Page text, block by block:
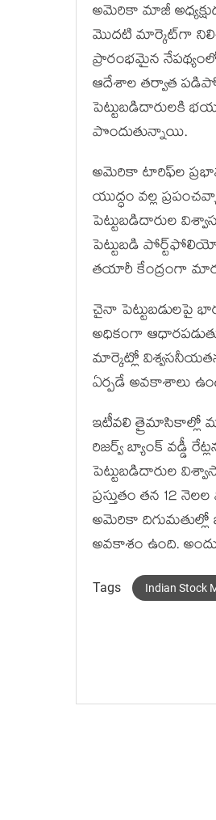
అమెరికా మాజీ
మొదటి మార్కెట్‌గా
ప్రారంభమైన
ఆదేశాల తర్వాత
పెట్టుబడిదారులకి
పొందుతున్నాయి.
అమెరికా టారిఫ్‌ల
యుద్ధం వల్ల
పెట్టుబడిదారుల
పెట్టుబడి
తయారీ కేంద్రంగా
చైనా పెట్టుబడులపై
అధికంగా
మార్కెట్లో
ఏర్పడే అవకాశాలు
ఇటీవలి త్రైమాసికాల్లో
రిజర్వ్ బ్యాంక్ వడ్డీ
పెట్టుబడిదారుల
ప్రస్తుతం తన 12
అమెరికా
అవకాశం ఉంది.
Tags Indian Stock